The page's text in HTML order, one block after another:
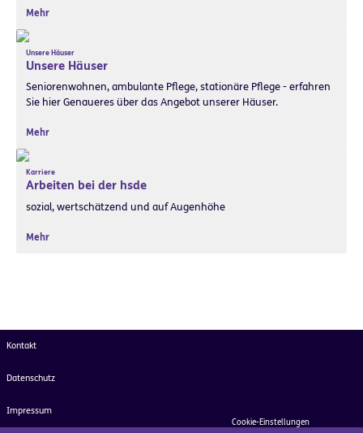
Mehr
Unsere Häuser
Unsere Häuser
Seniorenwohnen, ambulante Pflege, stationäre Pflege - erfahren
Sie hier Genaueres über das Angebot unserer Häuser.
Mehr
Karriere
Arbeiten bei der hsde
sozial, wertschätzend und auf Augenhöhe
Mehr
Kontakt
Datenschutz
Impressum
Cookie-Einstellungen